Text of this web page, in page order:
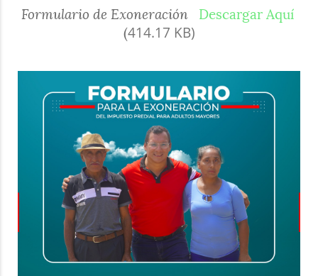
Formulario de Exoneración
Descargar Aquí
(414.17 KB)